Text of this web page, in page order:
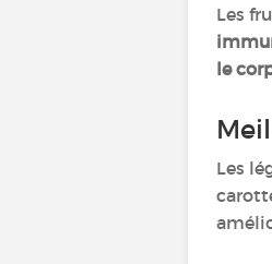
Les
le
Les